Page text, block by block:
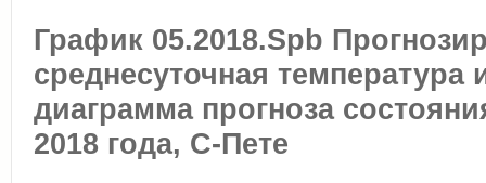
График 05.2018.Spb
среднесуточная температура
диаграмма прогноза
2018 года, С-Пете